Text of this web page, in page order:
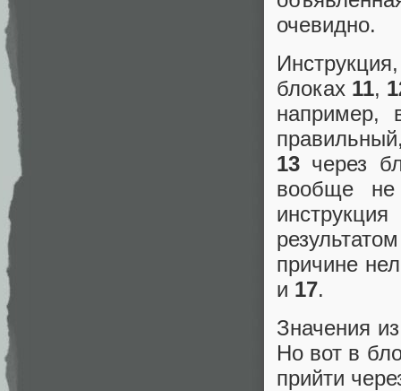
очевидно.
блоках 11,
13 через
вообще
причине
и 17.
Значения
Но вот в
прийти